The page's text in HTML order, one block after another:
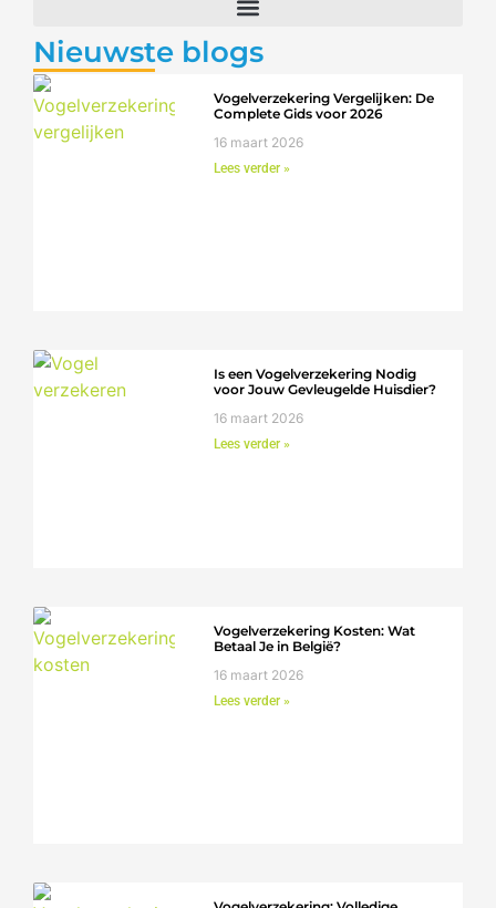
Nieuwste blogs
Vogelverzekering Vergelijken: De
Complete Gids voor 2026
16 maart 2026
Lees verder »
Is een Vogelverzekering Nodig
voor Jouw Gevleugelde Huisdier?
16 maart 2026
Lees verder »
Vogelverzekering Kosten: Wat
Betaal Je in België?
16 maart 2026
Lees verder »